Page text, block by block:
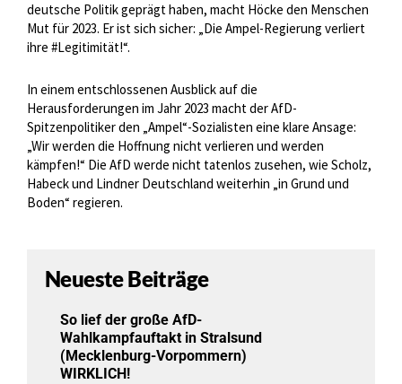
deutsche Politik geprägt haben, macht Höcke den Menschen
Mut für 2023. Er ist sich sicher: „Die Ampel-Regierung verliert
ihre #Legitimität!“.
In einem entschlossenen Ausblick auf die
Herausforderungen im Jahr 2023 macht der AfD-
Spitzenpolitiker den „Ampel“-Sozialisten eine klare Ansage:
„Wir werden die Hoffnung nicht verlieren und werden
kämpfen!“ Die AfD werde nicht tatenlos zusehen, wie Scholz,
Habeck und Lindner Deutschland weiterhin „in Grund und
Boden“ regieren.
Neueste Beiträge
So lief der große AfD-
Wahlkampfauftakt in Stralsund
(Mecklenburg-Vorpommern)
WIRKLICH!